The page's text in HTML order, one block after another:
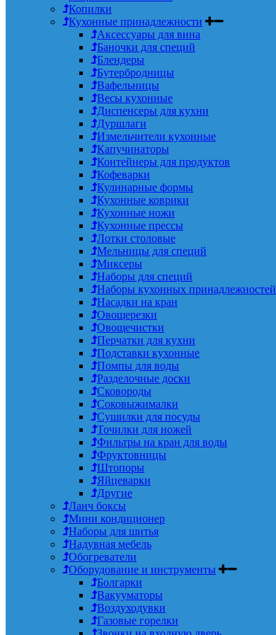
Копилки
Кухонные принадлежности
Аксессуары для вина
Баночки для специй
Блендеры
Бутербродницы
Вафельницы
Весы кухонные
Диспенсеры для кухни
Дуршлаги
Измельчители кухонные
Капучинаторы
Контейнеры для продуктов
Кофеварки
Кулинарные формы
Кухонные коврики
Кухонные ножи
Кухонные прессы
Лотки столовые
Мельницы для специй
Миксеры
Наборы для специй
Наборы кухонных принадлежностей
Насадки на кран
Овощерезки
Овощечистки
Перчатки для кухни
Подставки кухонные
Помпы для воды
Разделочные доски
Сковороды
Соковыжималки
Сушилки для посуды
Точилки для ножей
Фильтры на кран для воды
Фруктовницы
Штопоры
Яйцеварки
Другие
Ланч боксы
Мини кондиционер
Наборы для шитья
Надувная мебель
Обогреватели
Оборудование и инструменты
Болгарки
Вакууматоры
Воздуходувки
Газовые горелки